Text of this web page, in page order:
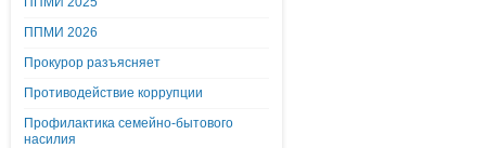
ППМИ 2026
Прокурор разъясняет
Противодействие коррупции
Профилактика семейно-бытового
насилия